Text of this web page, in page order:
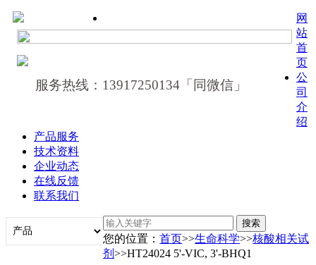
服务热线：13917250134「同微信」
网
站
首
页
公
司
介
绍
产品服务
技术资料
企业动态
在线反馈
联系我们
您的位置：首页>>生命科学>>核酸相关试
剂>>HT24024 5'-VIC, 3'-BHQ1